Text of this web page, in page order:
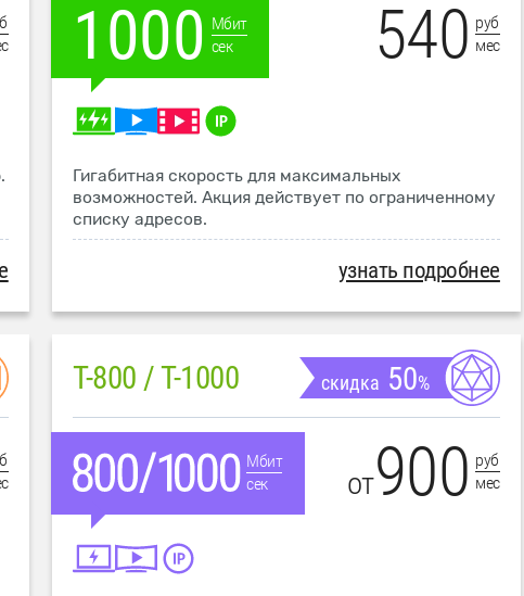
1000 Мбит
сек
540 руб
мес
Гигабитная скорость для максимальных
возможностей. Акция действует по ограниченному
списку адресов.
узнать подробнее
T-800 / T-1000 скидка 50%
Мбит
сек
от900 руб
мес